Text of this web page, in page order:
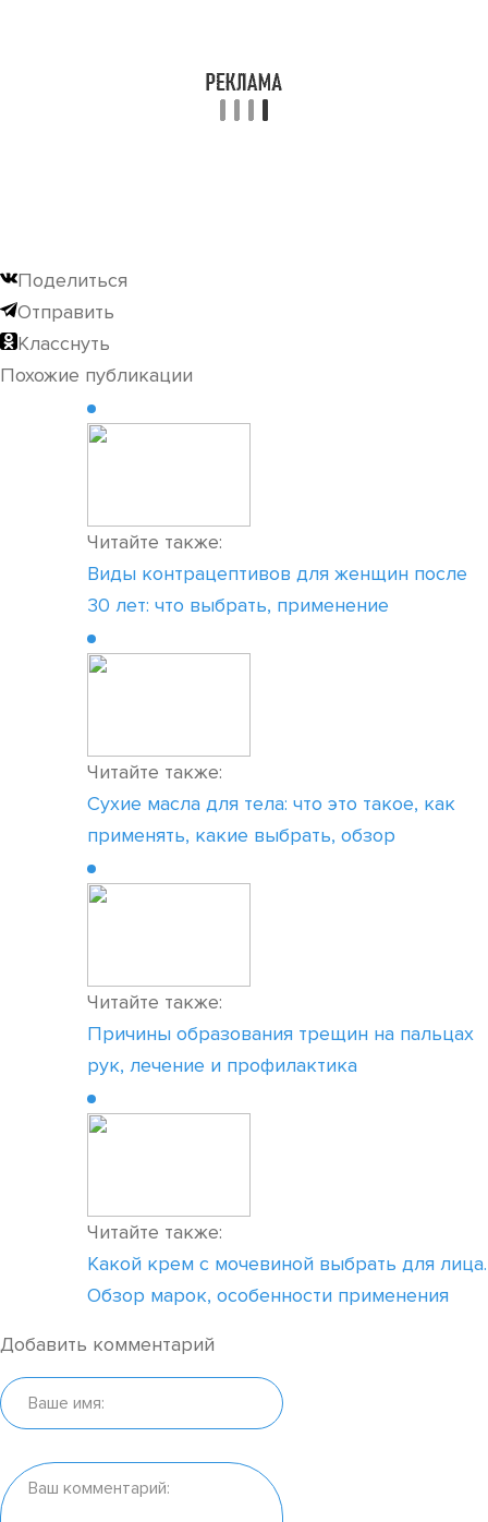
Поделиться
Отправить
Класснуть
Похожие публикации
Читайте также:
Виды контрацептивов для женщин после
30 лет: что выбрать, применение
Читайте также:
Сухие масла для тела: что это такое, как
применять, какие выбрать, обзор
Читайте также:
Причины образования трещин на пальцах
рук, лечение и профилактика
Читайте также:
Какой крем с мочевиной выбрать для лица.
Обзор марок, особенности применения
Добавить комментарий